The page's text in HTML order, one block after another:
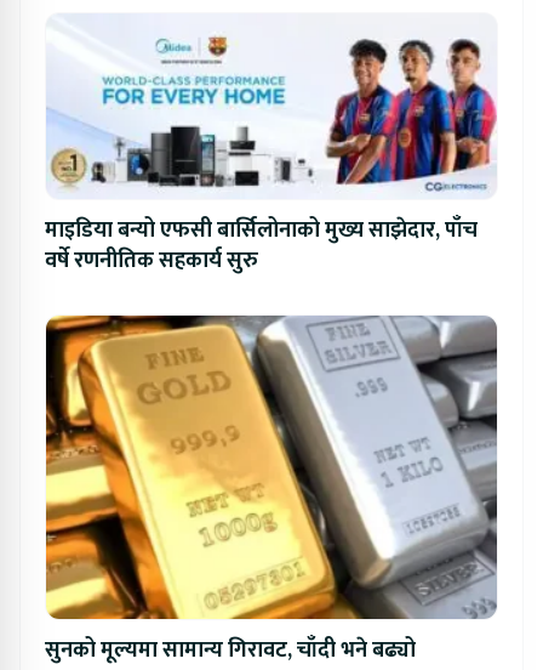
माइडिया बन्यो एफसी बार्सिलोनाको मुख्य साझेदार, पाँच
वर्षे रणनीतिक सहकार्य सुरु
सुनको मूल्यमा सामान्य गिरावट, चाँदी भने बढ्यो